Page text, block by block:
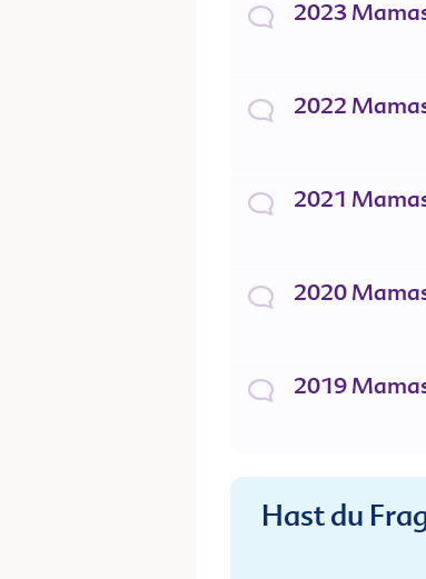
2023
2022
2021
2020
2019
Hast du